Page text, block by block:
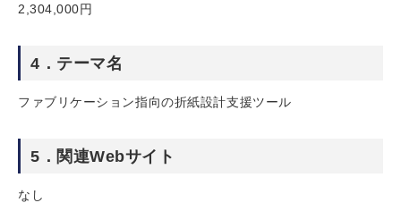
2,304,000円
4．テーマ名
ファブリケーション指向の折紙設計支援ツール
5．関連Webサイト
なし